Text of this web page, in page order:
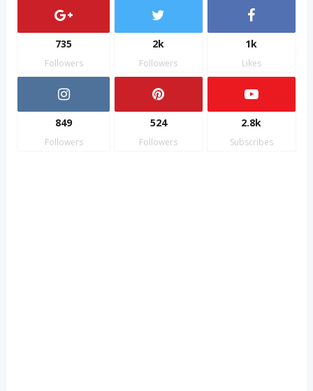
1k
Likes
2k
Followers
735
Followers
2.8k
Subscribes
524
Followers
849
Followers